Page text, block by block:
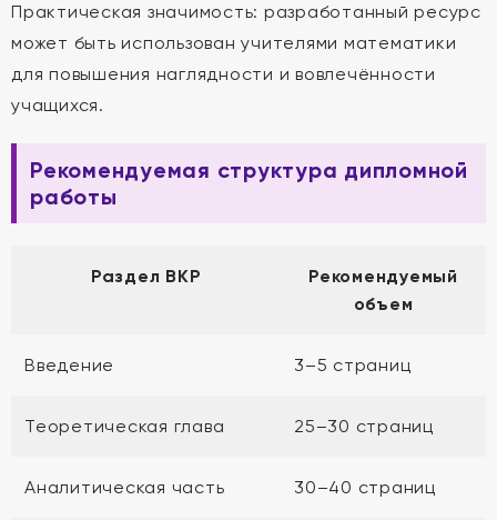
Практическая значимость: разработанный ресурс
может быть использован учителями математики
для повышения наглядности и вовлечённости
учащихся.
Рекомендуемая структура дипломной
работы
Раздел ВКР
Рекомендуемый
объем
Введение 3–5 страниц
Теоретическая глава 25–30 страниц
Аналитическая часть 30–40 страниц